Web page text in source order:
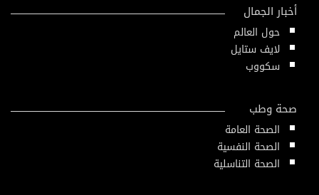
أخبار الجمال
حول العالم
لايف ستايل
سكووب
صحة وطب
الصحة العامة
الصحة النفسية
الصحة التناسلية